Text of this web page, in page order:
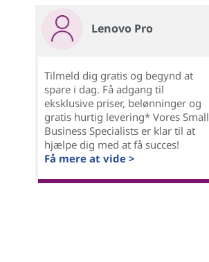
Lenovo Pro
Tilmeld dig gratis og begynd at
spare i dag. Få adgang til
eksklusive priser, belønninger og
gratis hurtig levering* Vores Small
Business Specialists er klar til at
hjælpe dig med at få succes!
Få mere at vide >